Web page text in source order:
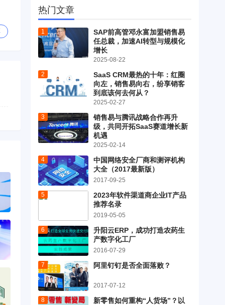
热门文章
SAP前高管邓永富加盟销售易
任总裁，加速AI转型与规模化
增长
2025-08-22
SaaS CRM最热的十年：红圈
向左，销售易向右，纷享销客
到底该何去何从？
2025-02-27
销售易与腾讯战略合作再升
级，共同开拓SaaS赛道增长新
机遇
2025-02-14
中国网络安全厂商和测评机构
大全（2017最新版）
2017-09-25
2023年软件渠道商企业IT产品
推荐名录
2019-05-05
升阳云ERP，成功打造农药生
产数字化工厂
2016-07-29
阿里钉钉是否全面落败？
2017-07-12
新零售如何重构“人货场”？以